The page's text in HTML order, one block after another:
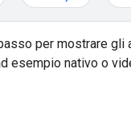
per mostrare gli
esempio nativo o